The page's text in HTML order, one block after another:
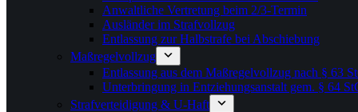
Anwaltliche Vertretung beim 2/3-Termin
Ausländer im Strafvollzug
Entlassung zur Halbstrafe bei Abschiebung
Maßregelvollzug
Entlassung aus dem Maßregelvollzug nach § 63
Unterbringung in Entziehungsanstalt gem. § 64
Strafverteidigung & U-Haft